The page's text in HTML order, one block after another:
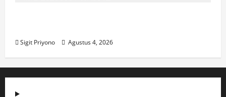
Sigit Priyono Agustus 4, 2026